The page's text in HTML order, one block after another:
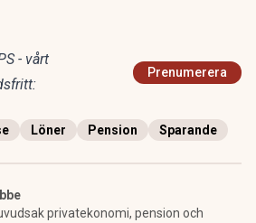
- vårt
Prenumerera
Löner Pension Sparande
privatekonomi, pension och